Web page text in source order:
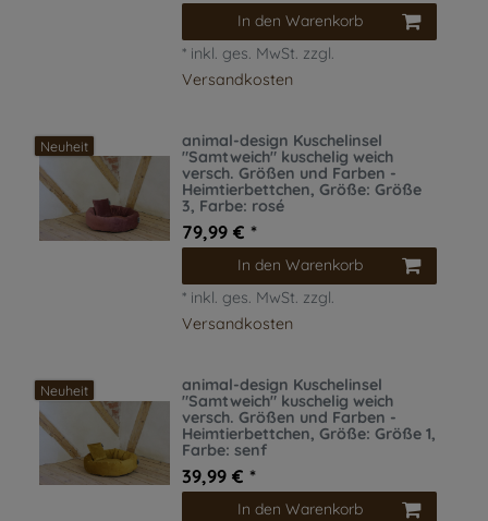
In den Warenkorb
* inkl. ges. MwSt. zzgl.
Versandkosten
Neuheit
animal-design Kuschelinsel
"Samtweich" kuschelig weich
versch. Größen und Farben -
Heimtierbettchen, Größe: Größe
3, Farbe: rosé
79,99 € *
In den Warenkorb
* inkl. ges. MwSt. zzgl.
Versandkosten
Neuheit
animal-design Kuschelinsel
"Samtweich" kuschelig weich
versch. Größen und Farben -
Heimtierbettchen, Größe: Größe 1,
Farbe: senf
39,99 € *
In den Warenkorb